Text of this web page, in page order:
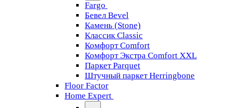
Fargo
Бевел Bevel
Камень (Stone)
Классик Classic
Комфорт Comfort
Комфорт Экстра Comfort XXL
Паркет Parquet
Штучный паркет Herringbone
Floor Factor
Home Expert